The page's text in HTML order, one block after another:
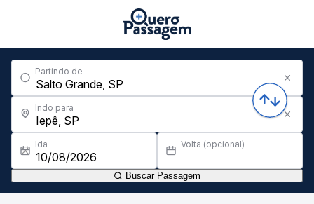
Partindo de
Indo para
Ida Volta (opcional)
Buscar Passagem